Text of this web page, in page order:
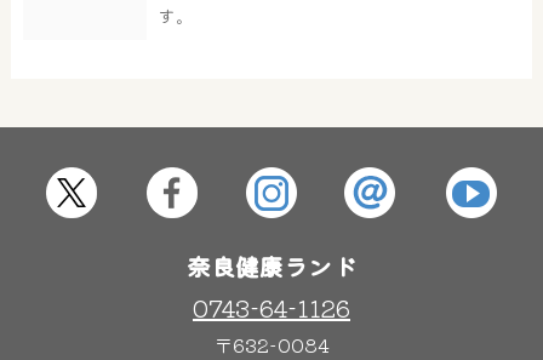
す。
奈良健康ランド
0743-64-1126
〒632-0084